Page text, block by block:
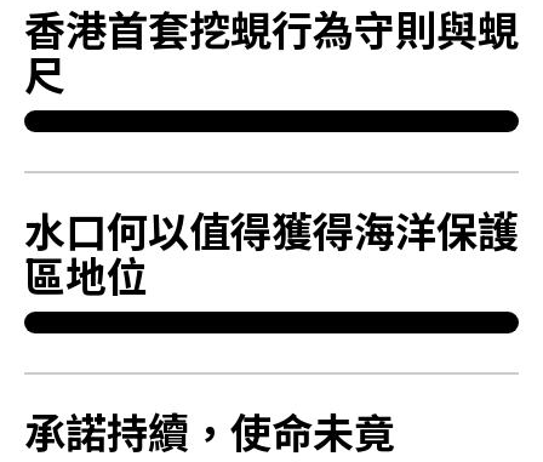
香港首套挖蜆行為守則與蜆
尺
水口何以值得獲得海洋保護
區地位
承諾持續，使命未竟